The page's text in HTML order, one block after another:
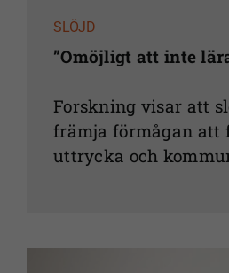
SLÖJD
”Omöjligt att inte
Forskning visar att
främja förmågan att
uttrycka och